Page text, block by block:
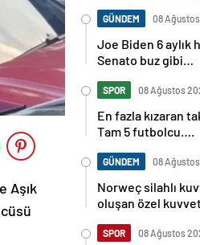
Aşık
GÜNDEM 08
Joe Biden 6 aylık
Senato buz gibi…
SPOR 08 Ağustos
En fazla kızaran
Tam 5 futbolcu….
GÜNDEM 08
Norweç silahlı
oluşan özel
SPOR 08 Ağustos